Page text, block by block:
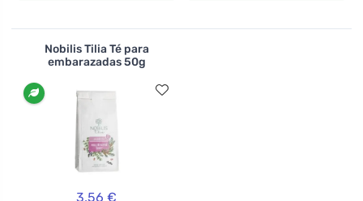
Nobilis Tilia Té para
embarazadas 50g
3,56 €